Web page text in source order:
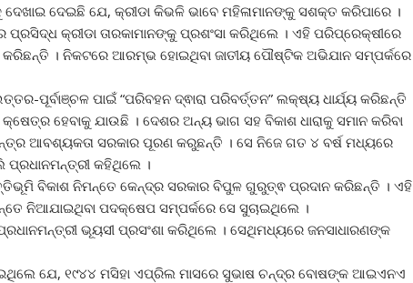
ଦେଇଛି ଯେ, କ୍ରୀଡା କିଭଳି ଭାବେ ମହିଳାମାନଙ୍କୁ ସଶକ୍ତ କରିପାରେ ।
ପ୍ରସିଦ୍ଧ କ୍ରୀଡା ତାରକାମାନଙ୍କୁ ପ୍ରଶଂସା କରିଥିଲେ । ଏହି ପରିପ୍ରେକ୍ଷୀରେ
। ନିକଟରେ ଆରମ୍ଭ ହୋଇଥିବା ଜାତୀୟ ପୌଷ୍ଟିକ ଅଭିଯାନ ସମ୍ପର୍କରେ
ପୂର୍ବାଞ୍ଚଳ ପାଇଁ “ପରିବହନ ଦ୍ଵାରା ପରିବର୍ତ୍ତନ” ଲକ୍ଷ୍ୟ ଧାର୍ଯ୍ୟ କରିଛନ୍ତି
ହେବାକୁ ଯାଉଛି । ଦେଶର ଅନ୍ୟ ଭାଗ ସହ ବିକାଶ ଧାରାକୁ ସମାନ କରିବା
ଆବଶ୍ୟକତା ସରକାର ପୂରଣ କରୁଛନ୍ତି । ସେ ନିଜେ ଗତ ୪ ବର୍ଷ ମଧ୍ୟରେ
କହିଥିଲେ ।
ବିକାଶ ନିମନ୍ତେ କେନ୍ଦ୍ର ସରକାର ବିପୁଳ ଗୁରୁତ୍ଵ ପ୍ରଦାନ କରିଛନ୍ତି । ଏହି
ନିଆଯାଇଥିବା ପଦକ୍ଷେପ ସମ୍ପର୍କରେ ସେ ସୁଚାଇଥିଲେ ।
ଭୂୟସୀ ପ୍ରସଂଶା କରିଥିଲେ । ସେଥିମଧ୍ୟରେ ଜନସାଧାରଣଙ୍କ
ଯେ, ୧୯୪୪ ମସିହା ଏପ୍ରିଲ ମାସରେ ସୁଭାଷ ଚନ୍ଦ୍ର ବୋଷଙ୍କ ଆଇଏନଏ